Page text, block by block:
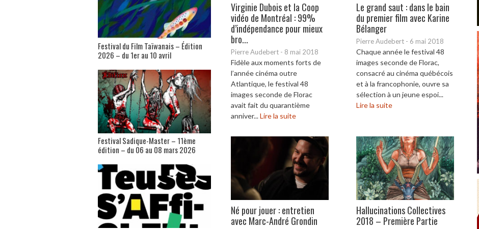
Virginie Dubois et la Coop
vidéo de Montréal : 99%
d’indépendance pour mieux
bro...
Pierre Audebert - 8 mai 2018
Fidèle aux moments forts de
l’année cinéma outre
Atlantique, le festival 48
images seconde de Florac
avait fait du quarantième
anniver...Lire la suite
Le grand saut : dans le bain
du premier film avec Karine
Bélanger
Pierre Audebert - 6 mai 2018
Chaque année le festival 48
images seconde de Florac,
consacré au cinéma québécois
et à la francophonie, ouvre sa
sélection à un jeune espoi...
Lire la suite
Né pour jouer : entretien
avec Marc-André Grondin
Hallucinations Collectives
2018 – Première Partie
Festival du Film Taïwanais – Édition
2026 – du 1er au 10 avril
Festival Sadique-Master – 11ème
édition – du 06 au 08 mars 2026